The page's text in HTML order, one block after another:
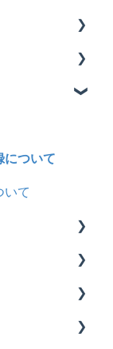
について
いて
定
定